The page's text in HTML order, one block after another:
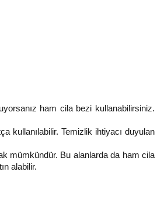
ham cila bezi kullanabilirsiniz.
kullanılabilir. Temizlik ihtiyacı duyulan
mümkündür. Bu alanlarda da ham cila
alabilir.